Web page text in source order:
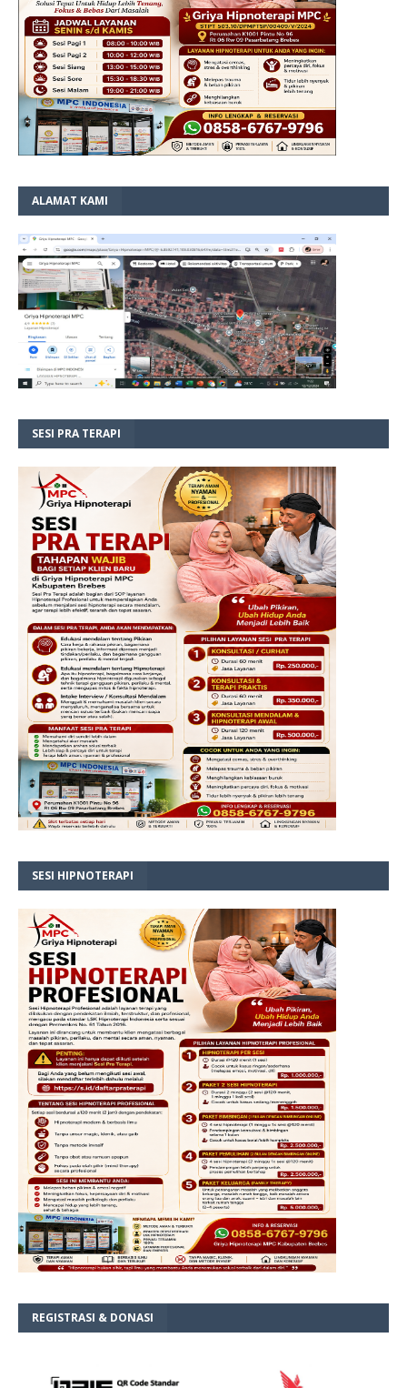
ALAMAT KAMI
SESI PRA TERAPI
SESI HIPNOTERAPI
REGISTRASI & DONASI